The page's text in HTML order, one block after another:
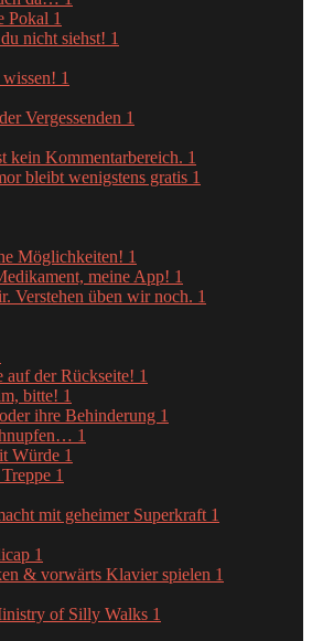
Pokal 1
nicht siehst! 1
1
Vergessenden 1
kein Kommentarbereich. 1
bleibt wenigstens gratis 1
Möglichkeiten! 1
meine App! 1
Verstehen üben wir noch. 1
auf der Rückseite! 1
bitte! 1
ihre Behinderung 1
1
Würde 1
1
mit geheimer Superkraft 1
1
& vorwärts Klavier spielen 1
of Silly Walks 1